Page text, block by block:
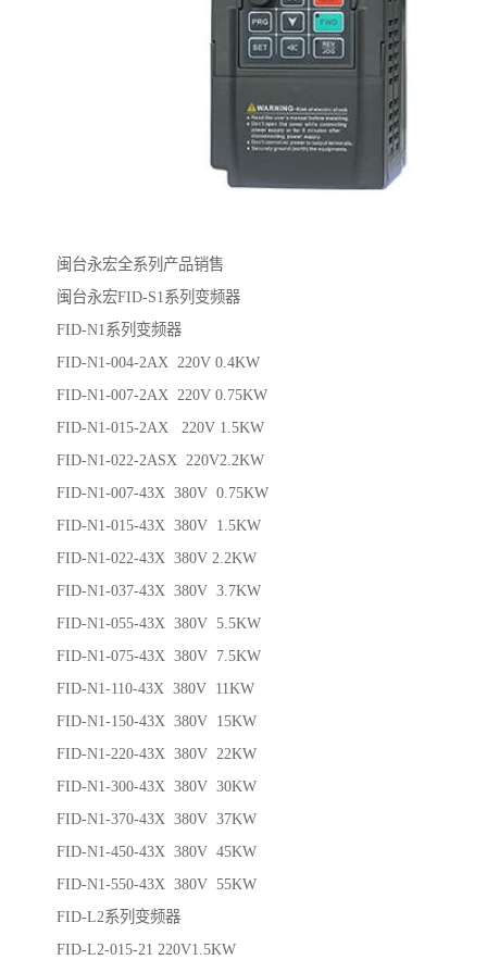
闽台永宏全系列产品销售
闽台永宏FID-S1系列变频器
FID-N1系列变频器
FID-N1-004-2AX 220V 0.4KW
FID-N1-007-2AX 220V 0.75KW
FID-N1-015-2AX 220V 1.5KW
FID-N1-022-2ASX 220V2.2KW
FID-N1-007-43X 380V 0.75KW
FID-N1-015-43X 380V 1.5KW
FID-N1-022-43X 380V 2.2KW
FID-N1-037-43X 380V 3.7KW
FID-N1-055-43X 380V 5.5KW
FID-N1-075-43X 380V 7.5KW
FID-N1-110-43X 380V 11KW
FID-N1-150-43X 380V 15KW
FID-N1-220-43X 380V 22KW
FID-N1-300-43X 380V 30KW
FID-N1-370-43X 380V 37KW
FID-N1-450-43X 380V 45KW
FID-N1-550-43X 380V 55KW
FID-L2系列变频器
FID-L2-015-21 220V1.5KW